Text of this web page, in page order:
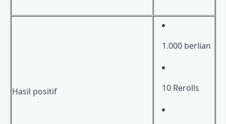
Hasil positif
1.000 berlian
10 Rerolls